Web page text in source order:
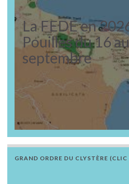
La FEDE en
Pouilles du 16
septembre
GRAND ORDRE DU CLYSTÈRE